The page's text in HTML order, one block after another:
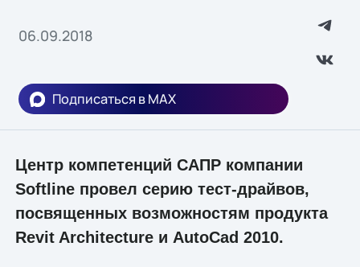
06.09.2018
Подписаться в MAX
Центр компетенций САПР компании
Softline провел серию тест-драйвов,
посвященных возможностям продукта
Revit Architecture и AutoCad 2010.